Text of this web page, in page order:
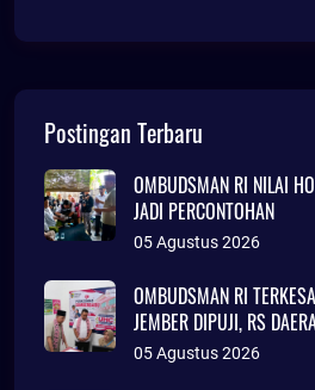
Postingan Terbaru
OMBUDSMAN RI NILAI
JADI PERCONTOHAN
05 Agustus 2026
OMBUDSMAN RI
JEMBER DIPUJI, RS
KLINIK JAKARTA
05 Agustus 2026